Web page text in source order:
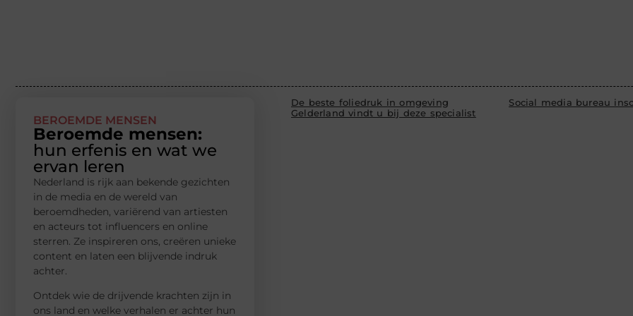
BEROEMDE MENSEN
Beroemde mensen:
hun erfenis en wat we
ervan leren
Nederland is rijk aan bekende gezichten
in de media en de wereld van
beroemdheden, variërend van artiesten
en acteurs tot influencers en online
sterren. Ze inspireren ons, creëren unieke
content en laten een blijvende indruk
achter.
Ontdek wie de drijvende krachten zijn in
ons land en welke verhalen er achter hun
De beste foliedruk in omgeving
Gelderland vindt u bij deze specialist
Social media bureau